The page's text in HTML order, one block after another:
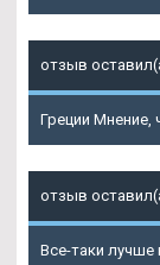
отзыв
Греции Мнение,
отзыв
Все-таки лучше